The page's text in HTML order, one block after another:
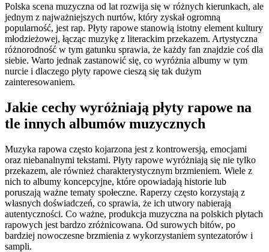
Polska scena muzyczna od lat rozwija się w różnych kierunkach, ale
jednym z najważniejszych nurtów, który zyskał ogromną
popularność, jest rap. Płyty rapowe stanowią istotny element kultury
młodzieżowej, łącząc muzykę z literackim przekazem. Artystyczna
różnorodność w tym gatunku sprawia, że każdy fan znajdzie coś dla
siebie. Warto jednak zastanowić się, co wyróżnia albumy w tym
nurcie i dlaczego płyty rapowe cieszą się tak dużym
zainteresowaniem.
Jakie cechy wyróżniają płyty rapowe na
tle innych albumów muzycznych
Muzyka rapowa często kojarzona jest z kontrowersją, emocjami
oraz niebanalnymi tekstami. Płyty rapowe wyróżniają się nie tylko
przekazem, ale również charakterystycznym brzmieniem. Wiele z
nich to albumy koncepcyjne, które opowiadają historie lub
poruszają ważne tematy społeczne. Raperzy często korzystają z
własnych doświadczeń, co sprawia, że ich utwory nabierają
autentyczności. Co ważne, produkcja muzyczna na polskich płytach
rapowych jest bardzo zróżnicowana. Od surowych bitów, po
bardziej nowoczesne brzmienia z wykorzystaniem syntezatorów i
sampli.